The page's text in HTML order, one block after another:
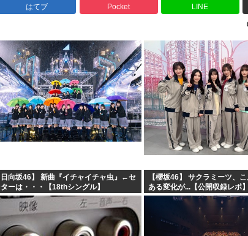
ケ…9年で患者数...
が完成されすぎてい...
源捻出に成功www
うがいいのでは？」...
るwww
いいぞ」ってもの
史実を歪めて歴史を...
【高市
大谷翔
海外「
例のダ
高市早
ワイ小
国家情
ハンタ
ちいか
韓国人
はてブ Pocket LINE
日向坂46】 新曲『イチャイチャ虫』←セ
ーは・・・【18thシングル】
【櫻坂46】 サクラミーツ、
ある変化が...【公開収録レポ】